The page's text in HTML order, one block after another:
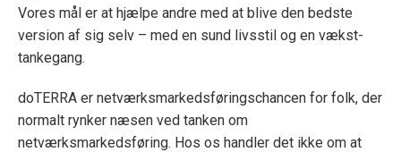
Vores mål er at hjælpe andre med at blive den bedste
version af sig selv – med en sund livsstil og en vækst-
tankegang.
doTERRA er netværksmarkedsføringschancen for folk, der
normalt rynker næsen ved tanken om
netværksmarkedsføring. Hos os handler det ikke om at